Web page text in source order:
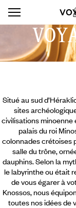
Situé au sud
sites
civilisations minoenne
palais du roi
colonnades crétoises
salle du trône,
dauphins. Selon la
le labyrinthe ou était
de vous égarer à
Knossos,nous
toutes nos idées de